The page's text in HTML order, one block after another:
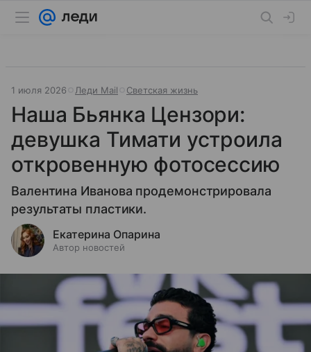
1 июля 2026 Леди Mail Светская жизнь
Наша Бьянка Цензори:
девушка Тимати устроила
откровенную фотосессию
Валентина Иванова продемонстрировала
результаты пластики.
Екатерина Опарина
Автор новостей